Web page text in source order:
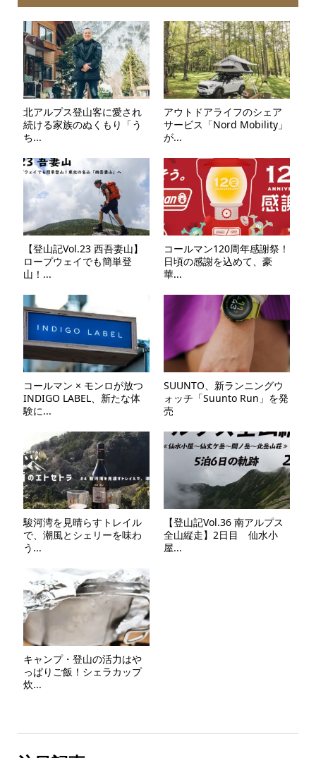
北アルプス登山客に愛され
続ける家族のぬくもり「う
ち...
アウトドアライフのシェア
サービス「Nord Mobility」
が...
【登山記Vol.23 西吾妻山】
ロープウェイでも簡単登
山！...
コールマン120周年感謝祭！
日頃の感謝を込めて、豪
華...
コールマン × モンロが放つ
INDIGO LABEL、新たな体
験に...
SUUNTO、新ランニングウ
ォッチ「Suunto Run」を発
売
駿河湾を見晴らすトレイル
で、潮風とシェリーを味わ
う...
【登山記Vol.36 南アルプス
全山縦走】2日目 仙水小
屋...
キャンプ・登山の活力はや
っぱりご飯！シェラカップ
炊...